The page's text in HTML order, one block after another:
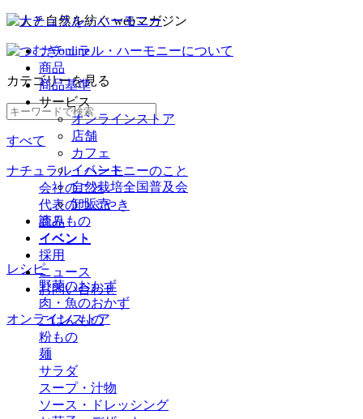
ナチュラル・ハーモニーについて
商品
商品基準
サービス
オンラインストア
店舗
カフェ
イベント
自然栽培全国普及会
卸販売
読みもの
イベント
採用
ニュース
お問い合わせ
オンラインストア
カテゴリーを見る
すべて
ナチュラル・ハーモニーのこと
会社のこと
代表のつぶやき
商品
イベント
レシピ
野菜のおかず
肉・魚のおかず
ごはんもの
粉もの
麺
サラダ
スープ・汁物
ソース・ドレッシング